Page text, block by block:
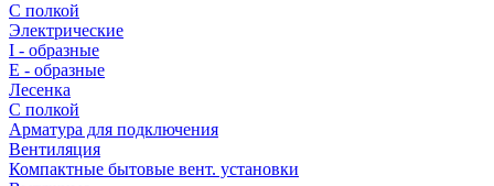
С полкой
Электрические
I - образные
E - образные
Лесенка
С полкой
Арматура для подключения
Вентиляция
Компактные бытовые вент. установки